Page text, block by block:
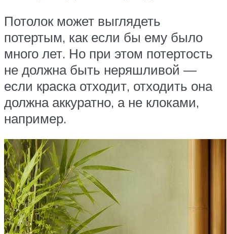
Потолок может выглядеть
потертым, как если бы ему было
много лет. Но при этом потертость
не должна быть неряшливой —
если краска отходит, отходить она
должна аккуратно, а не клоками,
например.